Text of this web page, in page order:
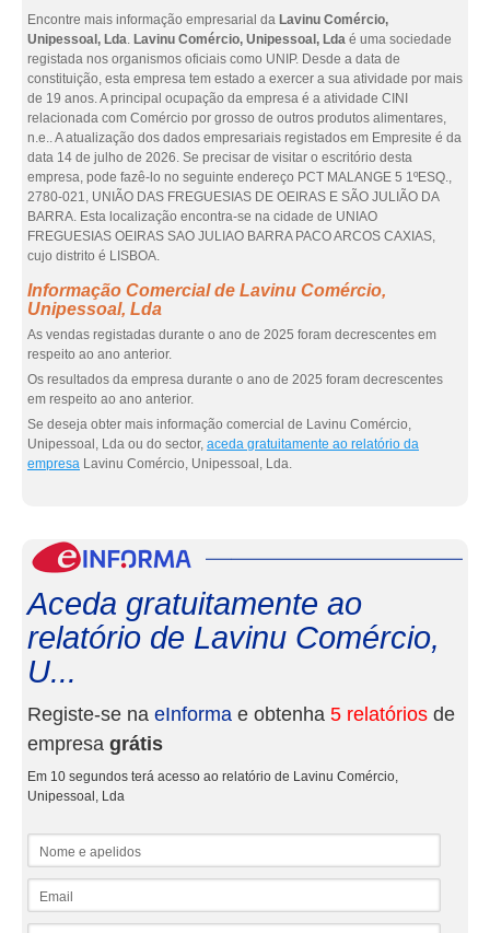
Encontre mais informação empresarial da Lavinu Comércio,
Unipessoal, Lda. Lavinu Comércio, Unipessoal, Lda é uma sociedade
registada nos organismos oficiais como UNIP. Desde a data de
constituição, esta empresa tem estado a exercer a sua atividade por mais
de 19 anos. A principal ocupação da empresa é a atividade CINI
relacionada com Comércio por grosso de outros produtos alimentares,
n.e.. A atualização dos dados empresariais registados em Empresite é da
data 14 de julho de 2026. Se precisar de visitar o escritório desta
empresa, pode fazê-lo no seguinte endereço PCT MALANGE 5 1ºESQ.,
2780-021, UNIÃO DAS FREGUESIAS DE OEIRAS E SÃO JULIÃO DA
BARRA. Esta localização encontra-se na cidade de UNIAO
FREGUESIAS OEIRAS SAO JULIAO BARRA PACO ARCOS CAXIAS,
cujo distrito é LISBOA.
Informação Comercial de Lavinu Comércio,
Unipessoal, Lda
As vendas registadas durante o ano de 2025 foram decrescentes em
respeito ao ano anterior.
Os resultados da empresa durante o ano de 2025 foram decrescentes
em respeito ao ano anterior.
Se deseja obter mais informação comercial de Lavinu Comércio,
Unipessoal, Lda ou do sector, aceda gratuitamente ao relatório da
empresa Lavinu Comércio, Unipessoal, Lda.
Aceda gratuitamente ao
relatório de Lavinu Comércio,
U...
Registe-se na eInforma e obtenha 5 relatórios de
empresa grátis
Em 10 segundos terá acesso ao relatório de Lavinu Comércio,
Unipessoal, Lda